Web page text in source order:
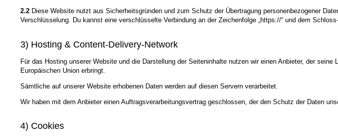
2.2 Diese Website nutzt aus Sicherheitsgründen und zum Schutz der Übertragung personenbezogener
Verschlüsselung. Du kannst eine verschlüsselte Verbindung an der Zeichenfolge „https://“ und dem
3) Hosting & Content-Delivery-Network
Für das Hosting unserer Website und die Darstellung der Seiteninhalte nutzen wir einen Anbieter, der
Europäischen Union erbringt.
Sämtliche auf unserer Website erhobenen Daten werden auf diesen Servern verarbeitet.
Wir haben mit dem Anbieter einen Auftragsverarbeitungsvertrag geschlossen, der den Schutz der Daten
4) Cookies